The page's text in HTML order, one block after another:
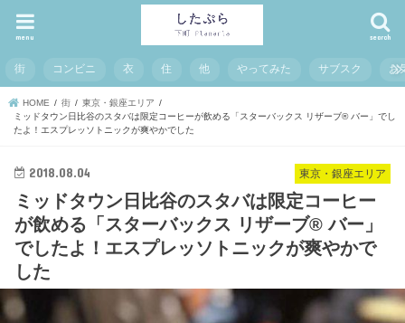
search
menu
街 コンビニ 衣 住 他 やってみた サブスク お
HOME 街
東京・銀座エリア
ミッドタウン日比谷のスタバは限定コーヒーが飲める「スターバックス リザーブ® バー」でし
たよ！エスプレッソトニックが爽やかでした
東京・銀座エリア
2018.08.04
ミッドタウン日比谷のスタバは限定コーヒー
が飲める「スターバックス リザーブ® バー」
でしたよ！エスプレッソトニックが爽やかで
した